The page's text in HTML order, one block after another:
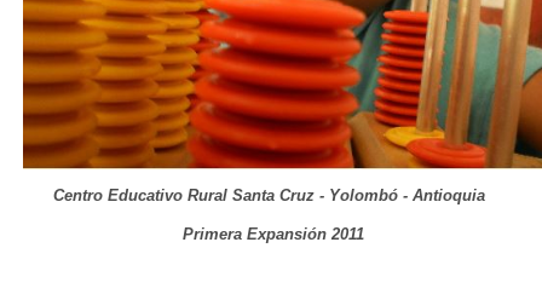
Centro Educativo Rural Santa Cruz - Yolombó - Antioquia
Primera Expansión 2011